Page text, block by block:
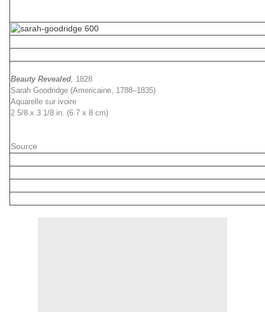
Beauty Revealed, 1828
Sarah Goodridge (Americaine, 1788–1835)
Aquarelle sur ivoire
2 5/8 x 3 1/8 in. (6.7 x 8 cm)
Source